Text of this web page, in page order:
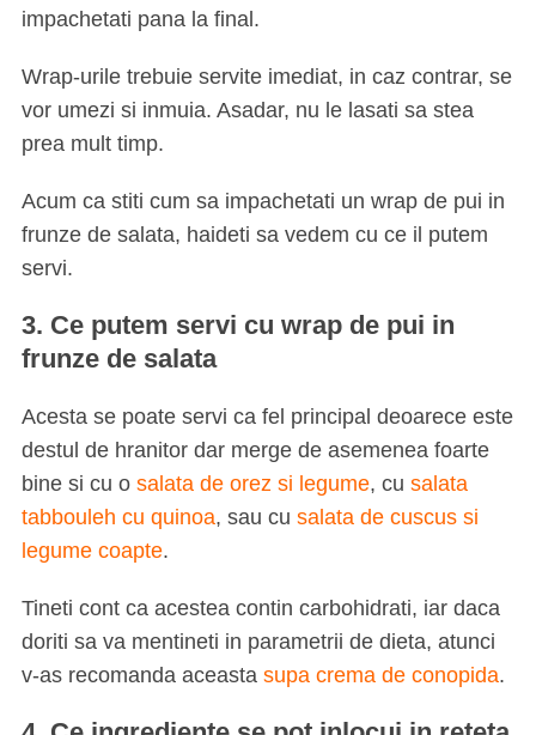
impachetati pana la final.
Wrap-urile trebuie servite imediat, in caz contrar, se
vor umezi si inmuia. Asadar, nu le lasati sa stea
prea mult timp.
Acum ca stiti cum sa impachetati un wrap de pui in
frunze de salata, haideti sa vedem cu ce il putem
servi.
3. Ce putem servi cu wrap de pui in
frunze de salata
Acesta se poate servi ca fel principal deoarece este
destul de hranitor dar merge de asemenea foarte
bine si cu o salata de orez si legume, cu salata
tabbouleh cu quinoa, sau cu salata de cuscus si
legume coapte.
Tineti cont ca acestea contin carbohidrati, iar daca
doriti sa va mentineti in parametrii de dieta, atunci
v-as recomanda aceasta supa crema de conopida.